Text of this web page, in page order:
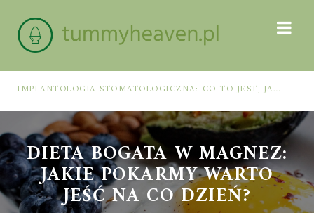
IMPLANTOLOGIA STOMATOLOGICZNA: CO TO JEST, JAK WYGLĄDA PROCES IMPLANTACJI I GOJENIA ORAZ DLA KOGO MA ZASTOSOWANIE
DIETA BOGATA W MAGNEZ:
JAKIE POKARMY WARTO
JEŚĆ NA CO DZIEŃ?